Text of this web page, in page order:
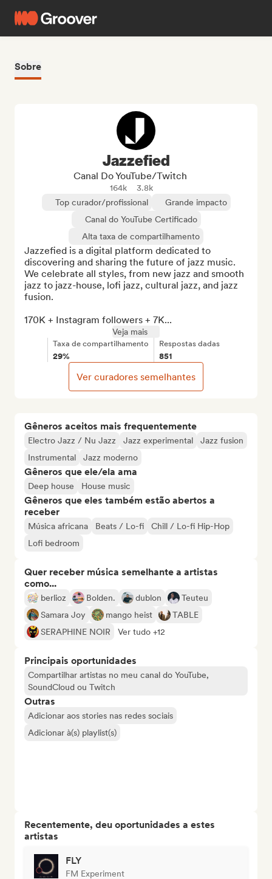
Sobre
Gêneros aceitos mais frequentemente
Electro Jazz / Nu Jazz Jazz experimental
Jazz fusion
Instrumental
Jazz moderno
Gêneros que ele/ela ama
Deep house House music
Gêneros que eles também estão abertos a
receber
Música africana Beats / Lo-fi
Chill / Lo-fi Hip-Hop
Lofi bedroom
Quer receber música semelhante a artistas
como...
berlioz Bolden. dublon
Teuteu
Samara Joy
mango heist
TABLE
SERAPHINE NOIR
Ver tudo +12
Principais oportunidades
Compartilhar artistas no meu canal do YouTube,
SoundCloud ou Twitch
Outras
Adicionar aos stories nas redes sociais
Adicionar à(s) playlist(s)
Recentemente, deu oportunidades a estes
artistas
FLY
FM Experiment
Jazzefied
Canal Do YouTube/Twitch
164k
3.8k
Top curador/profissional
Grande impacto
Canal do YouTube Certificado
Alta taxa de compartilhamento
Jazzefied is a digital platform dedicated to
discovering and sharing the future of jazz music.
We celebrate all styles, from new jazz and smooth
jazz to jazz-house, lofi jazz, cultural jazz, and jazz
fusion.
170K + Instagram followers + 7K...
Veja mais
Taxa de compartilhamento
29%
Respostas dadas
851
Ver curadores semelhantes